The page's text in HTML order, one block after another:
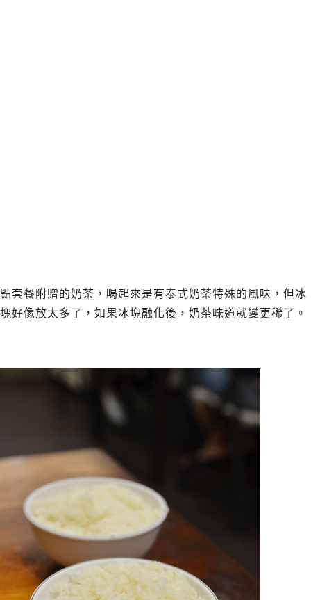
點套餐附贈的奶茶，喝起來是有泰式奶茶特殊的風味，但冰
塊好像放太多了，如果冰塊融化後，奶茶味道就變更稀了。